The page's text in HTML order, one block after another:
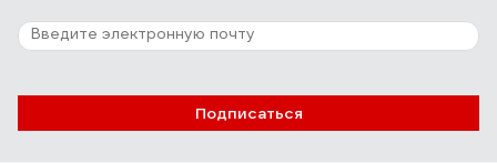
Подписаться